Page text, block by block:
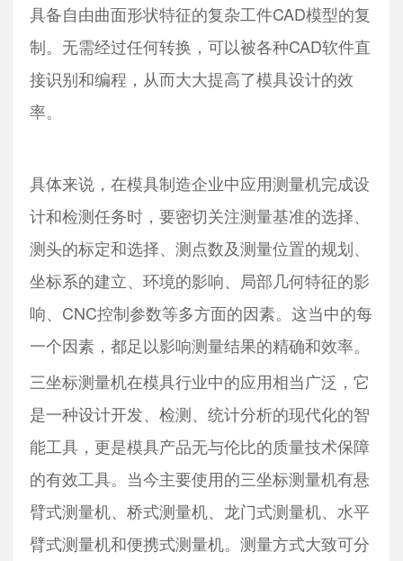
具备自由曲面形状特征的复杂工件CAD模型的复
制。无需经过任何转换，可以被各种CAD软件直
接识别和编程，从而大大提高了模具设计的效
率。
具体来说，在模具制造企业中应用测量机完成设
计和检测任务时，要密切关注测量基准的选择、
测头的标定和选择、测点数及测量位置的规划、
坐标系的建立、环境的影响、局部几何特征的影
响、CNC控制参数等多方面的因素。这当中的每
一个因素，都足以影响测量结果的精确和效率。
三坐标测量机在模具行业中的应用相当广泛，它
是一种设计开发、检测、统计分析的现代化的智
能工具，更是模具产品无与伦比的质量技术保障
的有效工具。当今主要使用的三坐标测量机有悬
臂式测量机、桥式测量机、龙门式测量机、水平
臂式测量机和便携式测量机。测量方式大致可分